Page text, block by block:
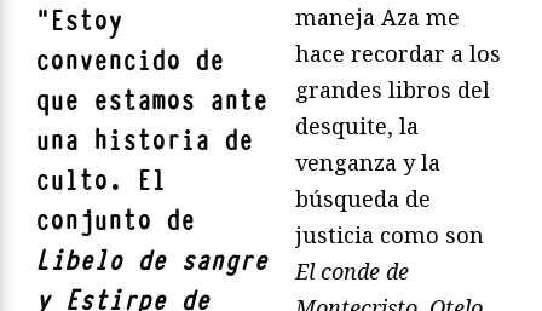
"Estoy
convencido de
que estamos ante
una historia de
culto. El
conjunto de
Libelo de sangre
y Estirpe de
maneja Aza me
hace recordar a los
grandes libros del
desquite, la
venganza y la
búsqueda de
justicia como son
El conde de